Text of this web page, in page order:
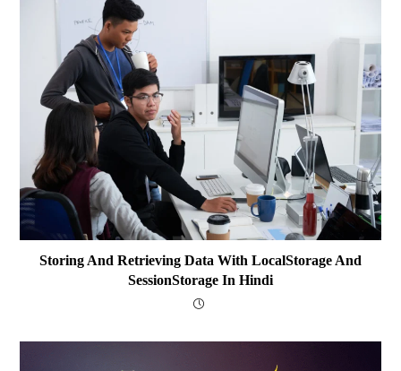
Storing And Retrieving Data With LocalStorage And
SessionStorage In Hindi